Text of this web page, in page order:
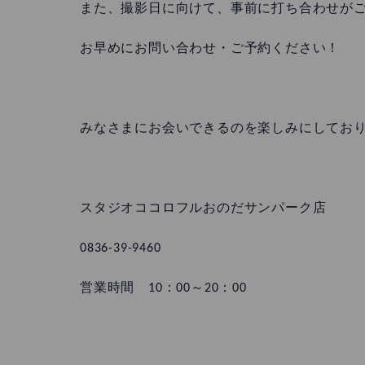
また、撮影日に向けて、事前に打ち合わせが
お早めにお問い合わせ・ご予約ください！
みなさまにお会いできるのを楽しみにしており
スタジオココロフルおのだサンパーク店
0836-39-9460
営業時間 10：00～20：00